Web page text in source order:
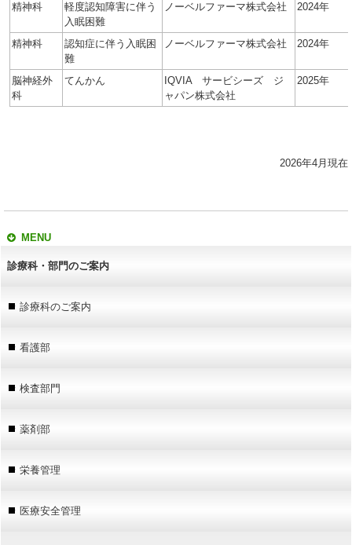
精神科
軽度認知障害に伴う
入眠困難
ノーベルファーマ株式会社 2024年
精神科
認知症に伴う入眠困
難
ノーベルファーマ株式会社 2024年
脳神経外
科
てんかん
IQVIA サービシーズ ジ
ャパン株式会社
2025年
2026年4月現在
MENU
診療科・部門のご案内
診療科のご案内
看護部
検査部門
薬剤部
栄養管理
医療安全管理